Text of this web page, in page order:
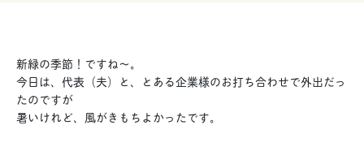
新緑の季節！ですね〜。
今日は、代表（夫）と、とある企業様のお打ち合わせで外出だっ
たのですが
暑いけれど、風がきもちよかったです。